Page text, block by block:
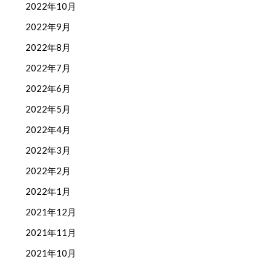
2022年10月
2022年9月
2022年8月
2022年7月
2022年6月
2022年5月
2022年4月
2022年3月
2022年2月
2022年1月
2021年12月
2021年11月
2021年10月